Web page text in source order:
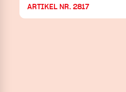
ARTIKEL NR. 2817